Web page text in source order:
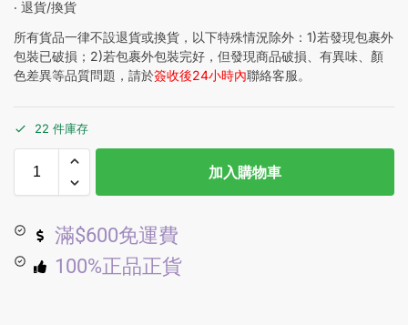
‧ 退貨/換貨
所有貨品一律不設退貨或換貨，以下特殊情況除外：1)若發現包裹外
包裝已破損；2)若包裹外包裝完好，但發現商品破損、有異味、顏
色差異等品質問題，請於簽收後24小時內聯絡客服。
22 件庫存
加入購物車
滿$600免運費
100%正品正貨